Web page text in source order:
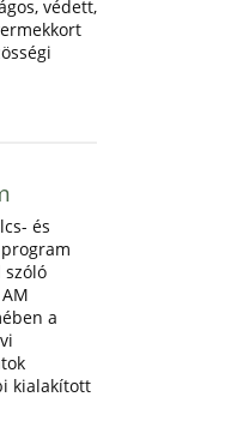
védett,
és
szóló
a
kialakított